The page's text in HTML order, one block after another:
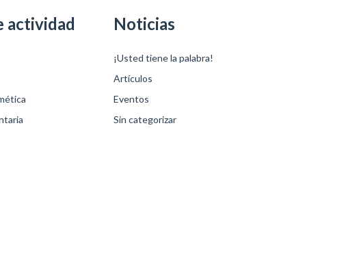
actividad Noticias
¡Usted tiene la palabra!
Artículos
Eventos
Sin categorizar